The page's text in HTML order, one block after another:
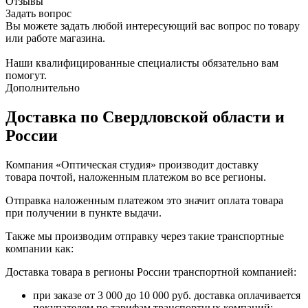
Задать вопрос
Вы можете задать любой интересующий вас вопрос по товару
или работе магазина.
Наши квалифицированные специалисты обязательно вам
помогут.
Дополнительно
Доставка по Свердловской области и
России
Компания «Оптическая студия» производит доставку
товара почтой, наложенным платежом во все регионы.
Отправка наложенным платежом это значит оплата товара
при получении в пункте выдачи.
Также мы производим отправку через такие транспортные
компании как:
Доставка товара в регионы России транспортной компанией:
при заказе от 3 000 до 10 000 руб. доставка оплачивается